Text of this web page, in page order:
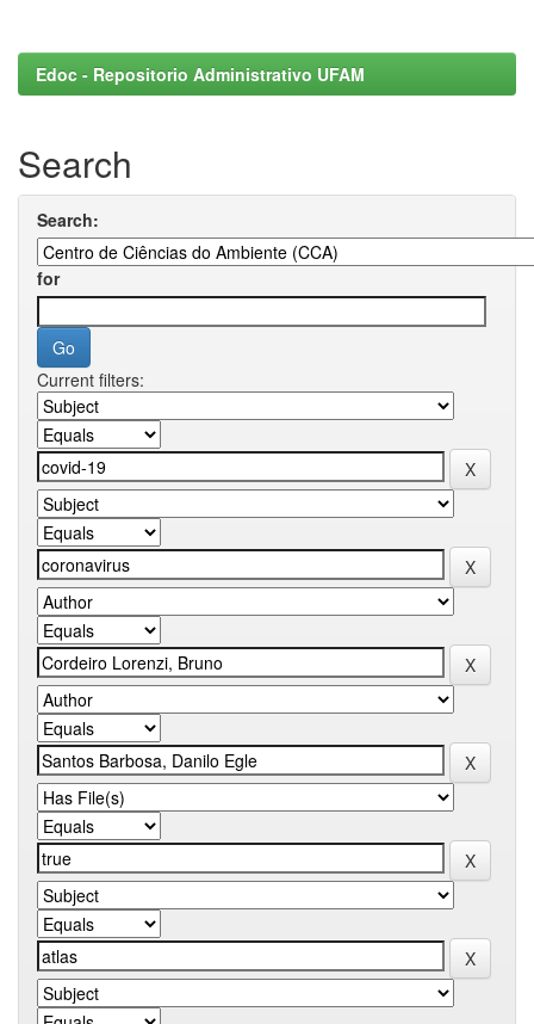
Edoc - Repositorio Administrativo UFAM
Search
Search:
for
Current filters: